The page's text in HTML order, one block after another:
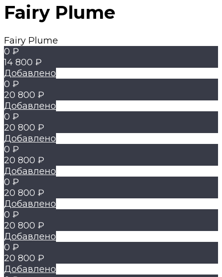
Fairy Plume
Fairy Plume
0 ₽
14 800 ₽
Добавлено
0 ₽
20 800 ₽
Добавлено
0 ₽
20 800 ₽
Добавлено
0 ₽
20 800 ₽
Добавлено
0 ₽
20 800 ₽
Добавлено
0 ₽
20 800 ₽
Добавлено
0 ₽
20 800 ₽
Добавлено